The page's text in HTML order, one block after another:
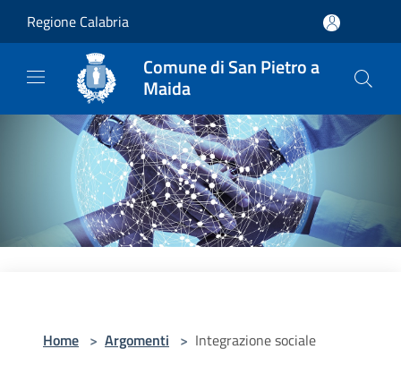
Regione Calabria
Comune di San Pietro a
Maida
Home > Argomenti > Integrazione sociale